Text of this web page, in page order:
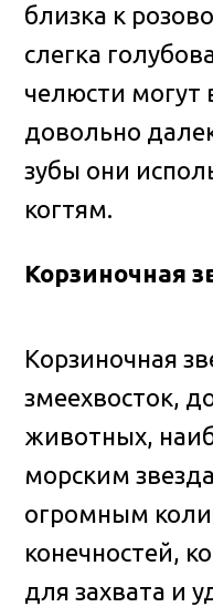
близка к
слегка
челюсти могут
довольно
зубы они
когтям.
Корзиночная
Корзиночная
змеехвосток,
животных,
морским
огромным
конечностей,
для захвата и